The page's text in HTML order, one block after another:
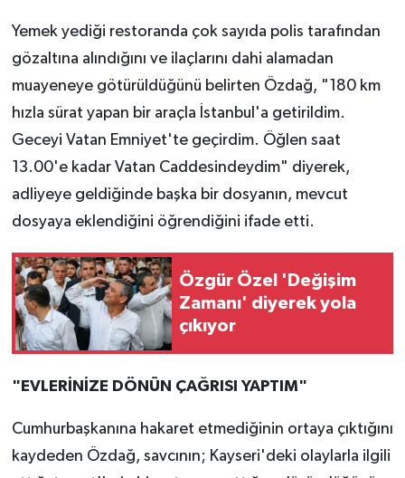
Yemek yediği restoranda çok sayıda polis tarafından
gözaltına alındığını ve ilaçlarını dahi alamadan
muayeneye götürüldüğünü belirten Özdağ, "180 km
hızla sürat yapan bir araçla İstanbul'a getirildim.
Geceyi Vatan Emniyet'te geçirdim. Öğlen saat
13.00'e kadar Vatan Caddesindeydim" diyerek,
adliyeye geldiğinde başka bir dosyanın, mevcut
dosyaya eklendiğini öğrendiğini ifade etti.
Özgür Özel 'Değişim
Zamanı' diyerek yola
çıkıyor
"EVLERİNİZE DÖNÜN ÇAĞRISI YAPTIM"
Cumhurbaşkanına hakaret etmediğinin ortaya çıktığını
kaydeden Özdağ, savcının; Kayseri'deki olaylarla ilgili